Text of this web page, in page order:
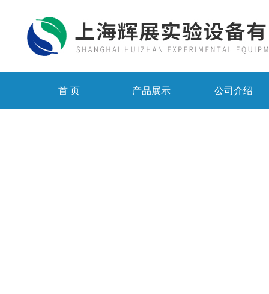
首 页 产品展示 公司介绍